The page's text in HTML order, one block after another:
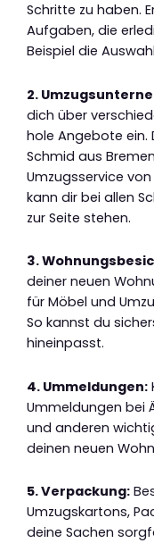
Schritte zu haben.
Aufgaben, die
Beispiel die
2.
dich über
hole Angebote ein.
Schmid aus
Umzugsservice
kann dir bei allen
zur Seite stehen.
3.
deiner neuen
für Möbel und
So kannst du
hineinpasst.
4. Ummeldungen:
Ummeldungen bei
und anderen
deinen neuen
5. Verpackung:
Umzugskartons,
deine Sachen